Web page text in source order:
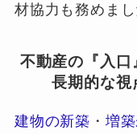
材協力も務めまし
不動産の『入
長期的な視
建物の新築 ・ 増